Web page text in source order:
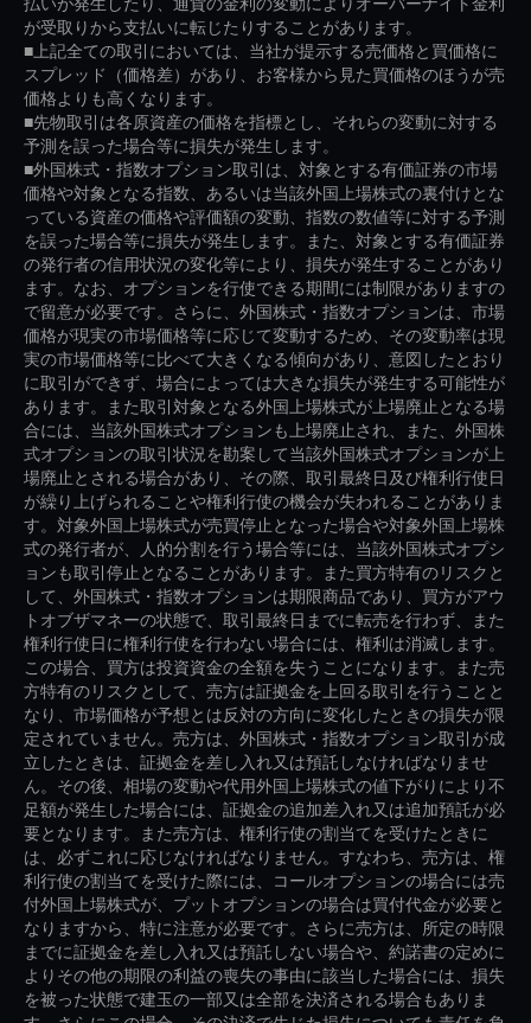
が受取りから支払いに転じたりすることがあります。
■上記全ての取引においては、当社が提示する売価格と買価格に
スプレッド（価格差）があり、お客様から見た買価格のほうが売
価格よりも高くなります。
■先物取引は各原資産の価格を指標とし、それらの変動に対する
予測を誤った場合等に損失が発生します。
■外国株式・指数オプション取引は、対象とする有価証券の市場
価格や対象となる指数、あるいは当該外国上場株式の裏付けとな
っている資産の価格や評価額の変動、指数の数値等に対する予測
を誤った場合等に損失が発生します。また、対象とする有価証券
の発行者の信用状況の変化等により、損失が発生することがあり
ます。なお、オプションを行使できる期間には制限がありますの
で留意が必要です。さらに、外国株式・指数オプションは、市場
価格が現実の市場価格等に応じて変動するため、その変動率は現
実の市場価格等に比べて大きくなる傾向があり、意図したとおり
に取引ができず、場合によっては大きな損失が発生する可能性が
あります。また取引対象となる外国上場株式が上場廃止となる場
合には、当該外国株式オプションも上場廃止され、また、外国株
式オプションの取引状況を勘案して当該外国株式オプションが上
場廃止とされる場合があり、その際、取引最終日及び権利行使日
が繰り上げられることや権利行使の機会が失われることがありま
す。対象外国上場株式が売買停止となった場合や対象外国上場株
式の発行者が、人的分割を行う場合等には、当該外国株式オプシ
ョンも取引停止となることがあります。また買方特有のリスクと
して、外国株式・指数オプションは期限商品であり、買方がアウ
トオブザマネーの状態で、取引最終日までに転売を行わず、また
権利行使日に権利行使を行わない場合には、権利は消滅します。
この場合、買方は投資資金の全額を失うことになります。また売
方特有のリスクとして、売方は証拠金を上回る取引を行うことと
なり、市場価格が予想とは反対の方向に変化したときの損失が限
定されていません。売方は、外国株式・指数オプション取引が成
立したときは、証拠金を差し入れ又は預託しなければなりませ
ん。その後、相場の変動や代用外国上場株式の値下がりにより不
足額が発生した場合には、証拠金の追加差入れ又は追加預託が必
要となります。また売方は、権利行使の割当てを受けたときに
は、必ずこれに応じなければなりません。すなわち、売方は、権
利行使の割当てを受けた際には、コールオプションの場合には売
付外国上場株式が、プットオプションの場合は買付代金が必要と
なりますから、特に注意が必要です。さらに売方は、所定の時限
までに証拠金を差し入れ又は預託しない場合や、約諾書の定めに
よりその他の期限の利益の喪失の事由に該当した場合には、損失
を被った状態で建玉の一部又は全部を決済される場合もありま